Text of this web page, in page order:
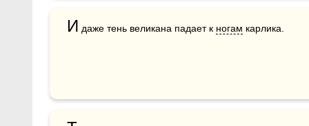
И даже тень великана падает к ногам карлика.